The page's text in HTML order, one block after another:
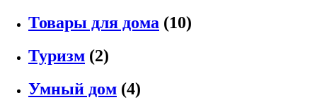
Товары для дома (10)
Туризм (2)
Умный дом (4)